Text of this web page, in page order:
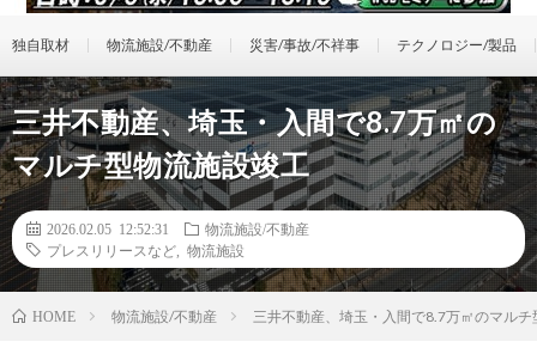
独自取材 物流施設/不動産 災害/事故/不祥事 テクノロジー/製品
三井不動産、埼玉・入間で8.7万㎡の
マルチ型物流施設竣工
2026.02.05 12:52:31
物流施設/不動産
プレスリリースなど
物流施設
HOME 物流施設/不動産 三井不動産、埼玉・入間で8.7万㎡のマル